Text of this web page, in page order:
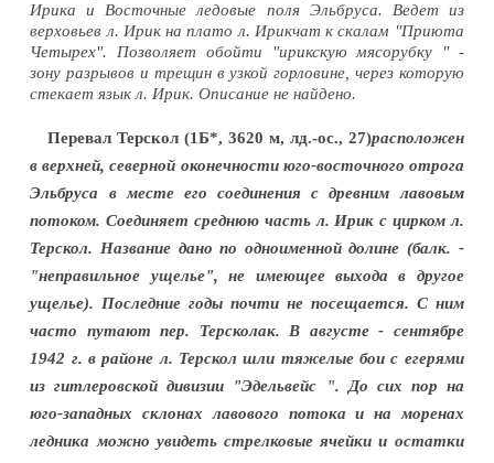
Ирика и Восточные ледовые поля Эльбруса. Ведет из
верховьев л. Ирик на плато л. Ирикчат к скалам "Приюта
Четырех". Позволяет обойти "ирикскую мясорубку " -
зону разрывов и трещин в узкой горловине, через которую
стекает язык л. Ирик. Описание не найдено.
Перевал Терскол(1Б*, 3620 м, лд.-ос., 27)расположен
в верхней, северной оконечности юго-восточного отрога
Эльбруса в месте его соединения с древним лавовым
потоком. Соединяет среднюю часть л. Ирик с цирком л.
Терскол. Название дано по одноименной долине (балк. -
"неправильное ущелье", не имеющее выхода в другое
ущелье). Последние годы почти не посещается. С ним
часто путают пер. Терсколак. В августе - сентябре
1942 г. в районе л. Терскол шли тяжелые бои с егерями
из гитлеровской дивизии "Эдельвейс ". До сих пор на
юго-западных склонах лавового потока и на моренах
ледника можно увидеть стрелковые ячейки и остатки